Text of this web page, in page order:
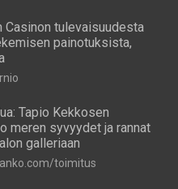
Casinon tulevaisuudesta
painotuksista,
Tapio Kekkosen
meren syvyydet ja rannat
galleriaan
toimitus